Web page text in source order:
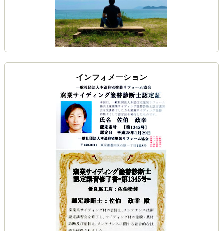
インフォメーション